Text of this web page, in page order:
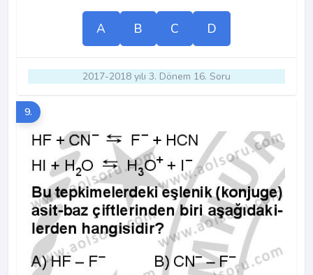
A B C D
2017-2018 yılı 3. Dönem 16. Soru
9.